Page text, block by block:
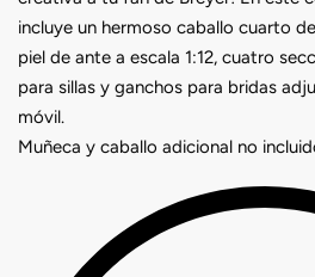
incluye un hermoso caballo cuarto
piel de ante a escala 1:12, cuatro
para sillas y ganchos para bridas
móvil.
Muñeca y caballo adicional no